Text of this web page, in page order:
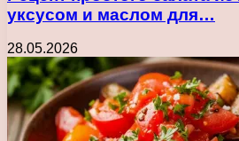
уксусом и маслом для…
28.05.2026